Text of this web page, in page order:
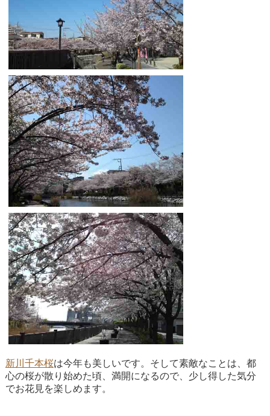
新川千本桜は今年も美しいです。そして素敵なことは、都
心の桜が散り始めた頃、満開になるので、少し得した気分
でお花見を楽しめます。